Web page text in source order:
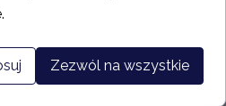
Zezwól na wszystkie